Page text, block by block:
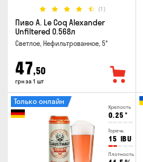
(1)
Пиво A. Le Coq Alexander
Unfiltered 0.568л
Светлое, Нефильтрованное, 5°
47,50
грн за 1 шт
Крепость
0.25 °
Горечь
15 IBU
Плотность
Только онлайн